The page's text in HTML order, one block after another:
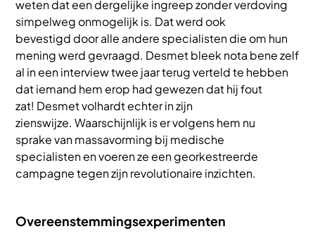
weten dat een dergelijke ingreep zonder verdoving
simpelweg onmogelijk is. Dat werd ook
bevestigd door alle andere specialisten die om hun
mening werd gevraagd. Desmet bleek nota bene zelf
al in een interview twee jaar terug verteld te hebben
dat iemand hem erop had gewezen dat hij fout
zat! Desmet volhardt echter in zijn
zienswijze. Waarschijnlijk is er volgens hem nu
sprake van massavorming bij medische
specialisten en voeren ze een georkestreerde
campagne tegen zijn revolutionaire inzichten.
Overeenstemmingsexperimenten